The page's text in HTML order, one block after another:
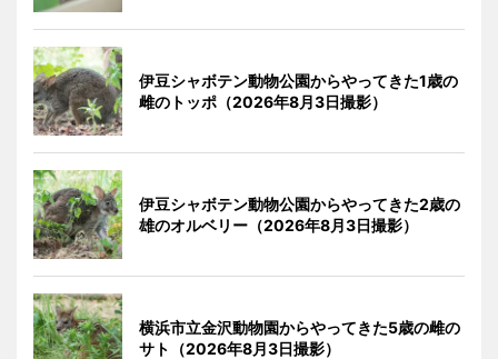
伊豆シャボテン動物公園からやってきた1歳の
雌のトッポ（2026年8月3日撮影）
伊豆シャボテン動物公園からやってきた2歳の
雄のオルベリー（2026年8月3日撮影）
横浜市立金沢動物園からやってきた5歳の雌の
サト（2026年8月3日撮影）